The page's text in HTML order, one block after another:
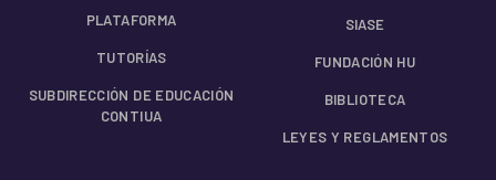
PLATAFORMA
TUTORÍAS
SUBDIRECCIÓN DE EDUCACIÓN
CONTIUA
SIASE
FUNDACIÓN HU
BIBLIOTECA
LEYES Y REGLAMENTOS